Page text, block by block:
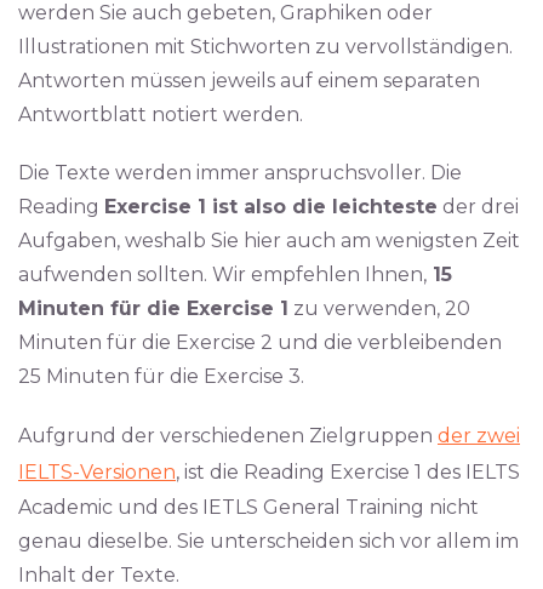
werden Sie auch gebeten, Graphiken oder
Illustrationen mit Stichworten zu vervollständigen.
Antworten müssen jeweils auf einem separaten
Antwortblatt notiert werden.
Die Texte werden immer anspruchsvoller. Die
Reading Exercise 1 ist also die leichteste der drei
Aufgaben, weshalb Sie hier auch am wenigsten Zeit
aufwenden sollten. Wir empfehlen Ihnen, 15
Minuten für die Exercise 1 zu verwenden, 20
Minuten für die Exercise 2 und die verbleibenden
25 Minuten für die Exercise 3.
Aufgrund der verschiedenen Zielgruppen der zwei
IELTS-Versionen, ist die Reading Exercise 1 des IELTS
Academic und des IETLS General Training nicht
genau dieselbe. Sie unterscheiden sich vor allem im
Inhalt der Texte.